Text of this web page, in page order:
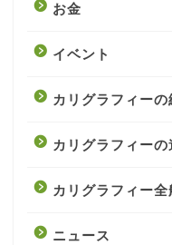
お金
イベント
カリグラフィー
カリグラフィー
カリグラフィー全
ニュース